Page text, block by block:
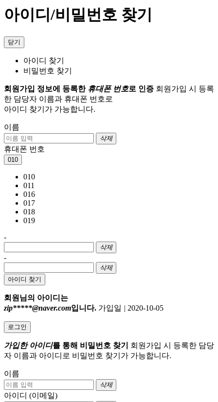
아이디/비밀번호 찾기
닫기
아이디 찾기
비밀번호 찾기
회원가입 정보에 등록한 휴대폰 번호로 인증 회원가입 시 등록
한 담당자 이름과 휴대폰 번호로
아이디 찾기가 가능합니다.
이름
삭제
휴대폰 번호
010
010
011
016
017
018
019
-
삭제
-
삭제
아이디 찾기
회원님의 아이디는
zip*****@naver.com입니다. 가입일 | 2020-10-05
로그인
가입한 아이디를 통해 비밀번호 찾기
회원가입 시 등록한 담당
자 이름과 아이디로 비밀번호 찾기가 가능합니다.
이름
삭제
아이디 (이메일)